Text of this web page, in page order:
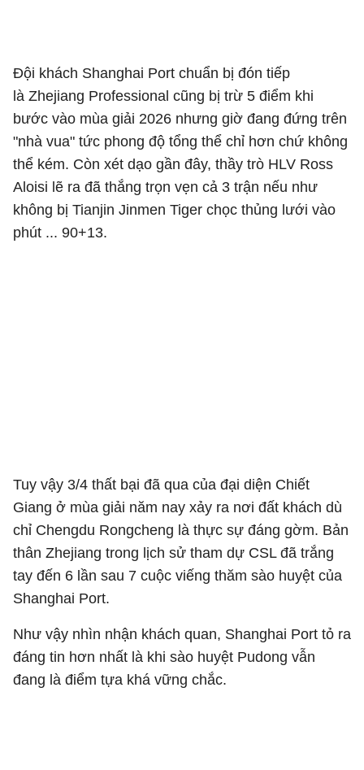
Đội khách Shanghai Port chuẩn bị đón tiếp
là Zhejiang Professional cũng bị trừ 5 điểm khi
bước vào mùa giải 2026 nhưng giờ đang đứng trên
"nhà vua" tức phong độ tổng thể chỉ hơn chứ không
thể kém. Còn xét dạo gần đây, thầy trò HLV Ross
Aloisi lẽ ra đã thắng trọn vẹn cả 3 trận nếu như
không bị Tianjin Jinmen Tiger chọc thủng lưới vào
phút ... 90+13.
Tuy vậy 3/4 thất bại đã qua của đại diện Chiết
Giang ở mùa giải năm nay xảy ra nơi đất khách dù
chỉ Chengdu Rongcheng là thực sự đáng gờm. Bản
thân Zhejiang trong lịch sử tham dự CSL đã trắng
tay đến 6 lần sau 7 cuộc viếng thăm sào huyệt của
Shanghai Port.
Như vậy nhìn nhận khách quan, Shanghai Port tỏ ra
đáng tin hơn nhất là khi sào huyệt Pudong vẫn
đang là điểm tựa khá vững chắc.